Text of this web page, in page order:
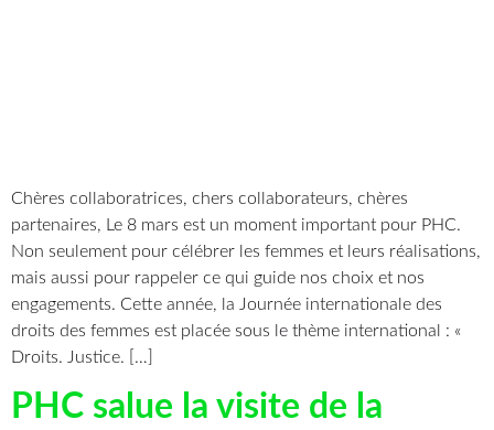
Chères collaboratrices, chers collaborateurs, chères
partenaires, Le 8 mars est un moment important pour PHC.
Non seulement pour célébrer les femmes et leurs réalisations,
mais aussi pour rappeler ce qui guide nos choix et nos
engagements. Cette année, la Journée internationale des
droits des femmes est placée sous le thème international : «
Droits. Justice. […]
PHC salue la visite de la